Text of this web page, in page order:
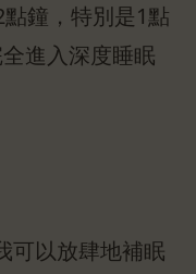
鐘，特別是1點
進入深度睡眠
可以放肆地補眠